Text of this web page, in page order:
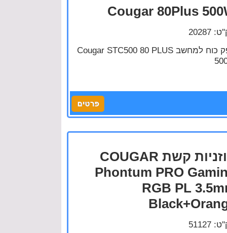
Cougar 80Plus
ספק כוח למחשב Cougar STC500 80 PLUS
אוזניות קשת COUGAR
Phontum PRO
RGB PL